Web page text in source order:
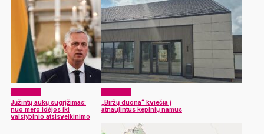
Jūžintų aukų sugrįžimas:
nuo mero idėjos iki
valstybinio atsisveikinimo
„Biržų duona“ kviečia į
atnaujintus kepinių namus